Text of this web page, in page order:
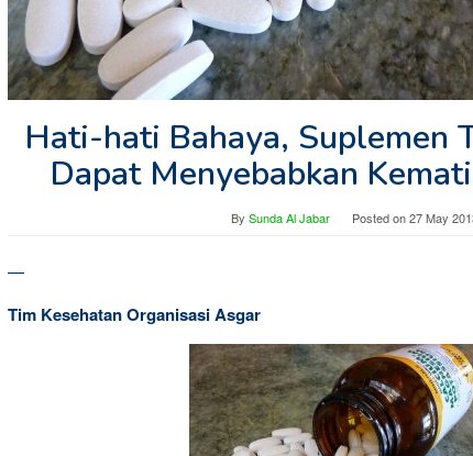
Hati-hati Bahaya, Suplemen
Dapat Menyebabkan
By Sunda Al Jabar Posted on27 May
—
Tim Kesehatan Organisasi Asgar